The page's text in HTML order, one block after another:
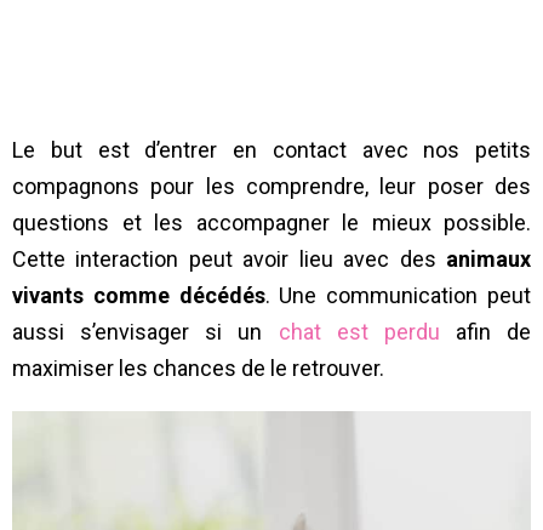
Le but est d’entrer en contact avec nos petits
compagnons pour les comprendre, leur poser des
questions et les accompagner le mieux possible.
Cette interaction peut avoir lieu avec des animaux
vivants comme décédés. Une communication peut
aussi s’envisager si un chat est perdu afin de
maximiser les chances de le retrouver.